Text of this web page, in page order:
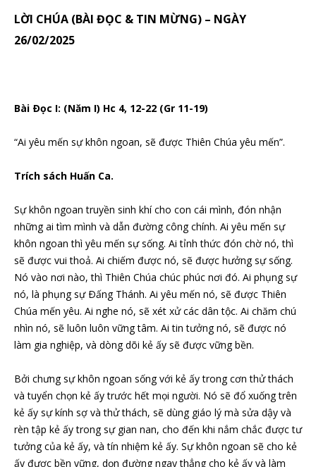
LỜI CHÚA (BÀI ĐỌC & TIN MỪNG) – NGÀY
26/02/2025
Bài Ðọc I: (Năm I) Hc 4, 12-22 (Gr 11-19)
“Ai yêu mến sự khôn ngoan, sẽ được Thiên Chúa yêu mến”.
Trích sách Huấn Ca.
Sự khôn ngoan truyền sinh khí cho con cái mình, đón nhận
những ai tìm mình và dẫn đường công chính. Ai yêu mến sự
khôn ngoan thì yêu mến sự sống. Ai tỉnh thức đón chờ nó, thì
sẽ được vui thoả. Ai chiếm được nó, sẽ được hưởng sự sống.
Nó vào nơi nào, thì Thiên Chúa chúc phúc nơi đó. Ai phụng sự
nó, là phụng sự Ðấng Thánh. Ai yêu mến nó, sẽ được Thiên
Chúa mến yêu. Ai nghe nó, sẽ xét xử các dân tộc. Ai chăm chú
nhìn nó, sẽ luôn luôn vững tâm. Ai tin tưởng nó, sẽ được nó
làm gia nghiệp, và dòng dõi kẻ ấy sẽ được vững bền.
Bởi chưng sự khôn ngoan sống với kẻ ấy trong cơn thử thách
và tuyển chọn kẻ ấy trước hết mọi người. Nó sẽ đổ xuống trên
kẻ ấy sự kính sợ và thử thách, sẽ dùng giáo lý mà sửa dậy và
rèn tập kẻ ấy trong sự gian nan, cho đến khi nắm chắc được tư
tưởng của kẻ ấy, và tín nhiệm kẻ ấy. Sự khôn ngoan sẽ cho kẻ
ấy được bền vững, dọn đường ngay thẳng cho kẻ ấy và làm